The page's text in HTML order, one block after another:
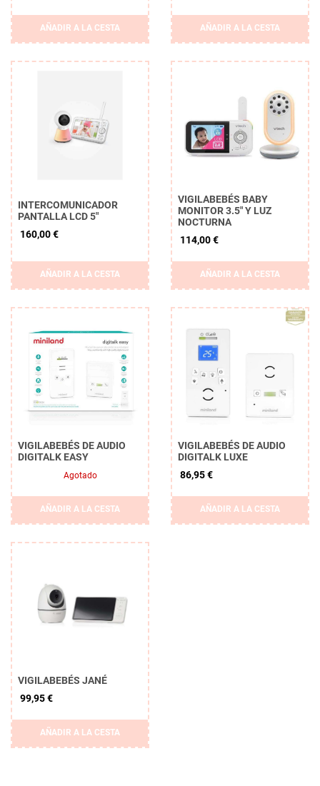
AÑADIR A LA CESTA AÑADIR A LA CESTA
INTERCOMUNICADOR
PANTALLA LCD 5"
160,00 €
AÑADIR A LA CESTA
VIGILABEBÉS BABY
MONITOR 3.5" Y LUZ
NOCTURNA
114,00 €
AÑADIR A LA CESTA
VIGILABEBÉS DE AUDIO
DIGITALK EASY
Agotado
AÑADIR A LA CESTA
VIGILABEBÉS DE AUDIO
DIGITALK LUXE
86,95 €
AÑADIR A LA CESTA
VIGILABEBÉS JANÉ
99,95 €
AÑADIR A LA CESTA